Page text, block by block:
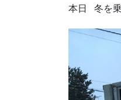
本日 冬を乗